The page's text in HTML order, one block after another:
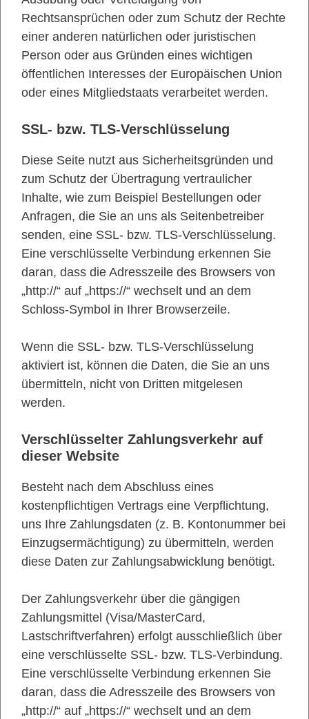
Rechtsansprüchen oder zum Schutz der Rechte
einer anderen natürlichen oder juristischen
Person oder aus Gründen eines wichtigen
öffentlichen Interesses der Europäischen Union
oder eines Mitgliedstaats verarbeitet werden.
SSL- bzw. TLS-Verschlüsselung
Diese Seite nutzt aus Sicherheitsgründen und
zum Schutz der Übertragung vertraulicher
Inhalte, wie zum Beispiel Bestellungen oder
Anfragen, die Sie an uns als Seitenbetreiber
senden, eine SSL- bzw. TLS-Verschlüsselung.
Eine verschlüsselte Verbindung erkennen Sie
daran, dass die Adresszeile des Browsers von
„http://“ auf „https://“ wechselt und an dem
Schloss-Symbol in Ihrer Browserzeile.
Wenn die SSL- bzw. TLS-Verschlüsselung
aktiviert ist, können die Daten, die Sie an uns
übermitteln, nicht von Dritten mitgelesen
werden.
Verschlüsselter Zahlungsverkehr auf
dieser Website
Besteht nach dem Abschluss eines
kostenpflichtigen Vertrags eine Verpflichtung,
uns Ihre Zahlungsdaten (z. B. Kontonummer bei
Einzugsermächtigung) zu übermitteln, werden
diese Daten zur Zahlungsabwicklung benötigt.
Der Zahlungsverkehr über die gängigen
Zahlungsmittel (Visa/MasterCard,
Lastschriftverfahren) erfolgt ausschließlich über
eine verschlüsselte SSL- bzw. TLS-Verbindung.
Eine verschlüsselte Verbindung erkennen Sie
daran, dass die Adresszeile des Browsers von
„http://“ auf „https://“ wechselt und an dem